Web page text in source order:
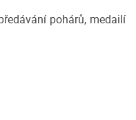
pohárů, medailí